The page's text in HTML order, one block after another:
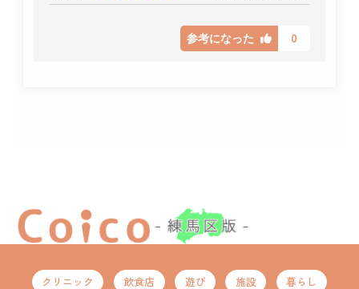
参考になった 0
クリニック 飲食店 遊び 施設 暮らし